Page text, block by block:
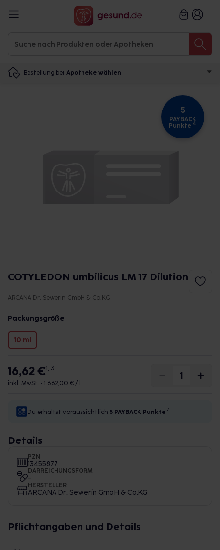
Bestellung bei Apotheke wählen
5
PAYBACK
Punkte 4
COTYLEDON umbilicus LM 17 Dilution
ARCANA Dr. Sewerin GmbH & Co.KG
Packungsgröße
10 ml
16,62 €1, 3
inkl. MwSt. • 1.662,00 € / l
Du erhältst voraussichtlich 5 PAYBACK Punkte 4
Details
PZN
13455877
DARREICHUNGSFORM
-
HERSTELLER
ARCANA Dr. Sewerin GmbH & Co.KG
Pflichtangaben und Details